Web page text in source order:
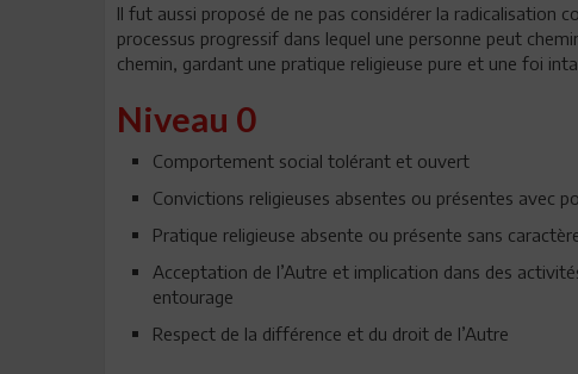
Il fut aussi proposé de ne pas considérer la radicalisation
processus progressif dans lequel une personne peut
chemin, gardant une pratique religieuse pure et une foi
Niveau 0
Comportement social tolérant et ouvert
Convictions religieuses absentes ou présentes avec
Pratique religieuse absente ou présente sans
Acceptation de l’Autre et implication dans des
entourage
Respect de la différence et du droit de l’Autre